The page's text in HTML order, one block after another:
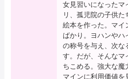
女見習いになったマ
リ、孤児院の子供
絵本を作った。マイ
ばかり。ヨハンやハ
の称号を与え、次な
す。だが、そんなマ
ちこめる。強大な魔
マインに利用価値を